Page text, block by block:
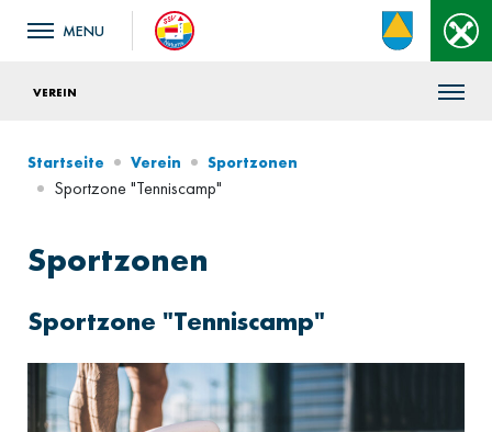
VEREIN
Startseite Verein Sportzonen
Sportzone "Tenniscamp"
Sportzonen
Sportzone "Tenniscamp"